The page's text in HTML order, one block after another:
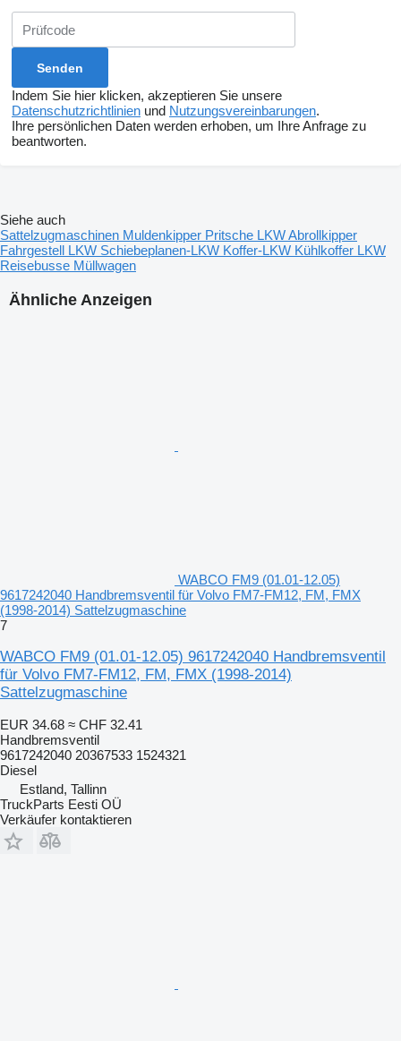
Indem Sie hier klicken, akzeptieren Sie unsere
Datenschutzrichtlinien und Nutzungsvereinbarungen.
Ihre persönlichen Daten werden erhoben, um Ihre Anfrage zu
beantworten.
Ähnliche Anzeigen
WABCO FM9 (01.01-12.05)
9617242040 Handbremsventil für Volvo FM7-FM12, FM, FMX
(1998-2014) Sattelzugmaschine
7
WABCO FM9 (01.01-12.05) 9617242040 Handbremsventil
für Volvo FM7-FM12, FM, FMX (1998-2014)
Sattelzugmaschine
EUR 34.68 ≈ CHF 32.41
Handbremsventil
9617242040 20367533 1524321
Diesel
Estland, Tallinn
TruckParts Eesti OÜ
Verkäufer kontaktieren
Siehe auch
Sattelzugmaschinen Muldenkipper Pritsche LKWAbrollkipper
Fahrgestell LKW Schiebeplanen-LKW Koffer-LKW Kühlkoffer LKW
Reisebusse Müllwagen